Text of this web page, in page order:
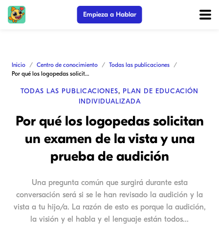
Empieza a Hablar
Inicio Centro de conocimiento
Todas las publicaciones
Por qué los logopedas solicitan un examen de la vista y una prueba de audición
TODAS LAS PUBLICACIONES, PLAN DE EDUCACIÓN
INDIVIDUALIZADA
Por qué los logopedas solicitan
un examen de la vista y una
prueba de audición
Una pregunta común que surgirá durante esta
conversación será si se le han revisado la audición y la
vista a tu hijo/a. La razón de esto es porque la audición,
la visión y el habla y el lenguaje están todos...